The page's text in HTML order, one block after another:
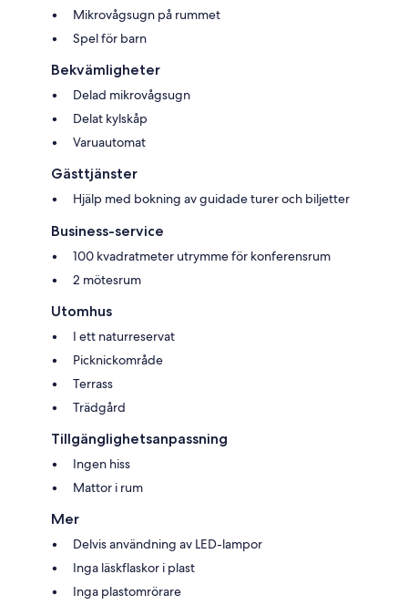
Mikrovågsugn på rummet
Spel för barn
Bekvämligheter
Delad mikrovågsugn
Delat kylskåp
Varuautomat
Gästtjänster
Hjälp med bokning av guidade turer och biljetter
Business-service
100 kvadratmeter utrymme för konferensrum
2 mötesrum
Utomhus
I ett naturreservat
Picknickområde
Terrass
Trädgård
Tillgänglighetsanpassning
Ingen hiss
Mattor i rum
Mer
Delvis användning av LED-lampor
Inga läskflaskor i plast
Inga plastomrörare